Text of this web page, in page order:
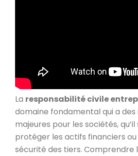
La responsabilité civile
domaine fondamental qui a
majeures pour les sociétés, qu’il
protéger les actifs financiers ou
sécurité des tiers. Comprendre